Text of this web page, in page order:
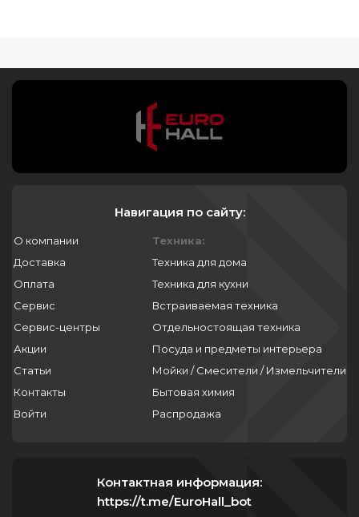
Навигация по сайту:
О компании
Доставка
Оплата
Сервис
Сервис-центры
Акции
Статьи
Контакты
Войти
Техника:
Техника для дома
Техника для кухни
Встраиваемая техника
Отдельностоящая техника
Посуда и предметы интерьера
Мойки / Смесители / Измельчители
Бытовая химия
Распродажа
Контактная информация:
https://t.me/EuroHall_bot